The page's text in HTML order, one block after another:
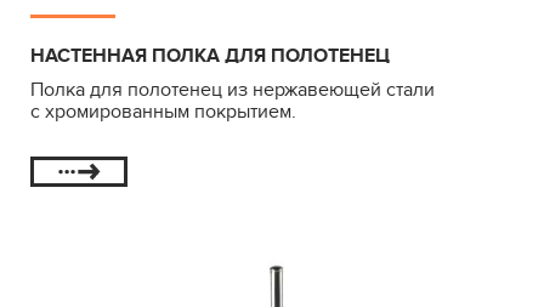
НАСТЕННАЯ ПОЛКА ДЛЯ ПОЛОТЕНЕЦ
Полка для полотенец из нержавеющей стали
с хромированным покрытием.